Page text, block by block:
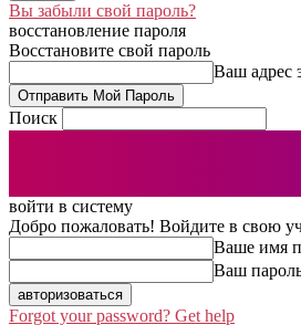
Вы забыли свой пароль?
восстановление пароля
Восстановите свой пароль
Ваш адрес
Поиск
войти в систему
Добро пожаловать! Войдите в свою
Ваше имя
Ваш
Forgot your password? Get help